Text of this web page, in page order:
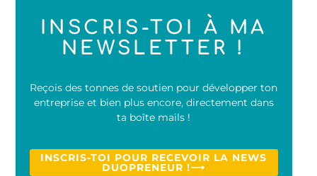
INSCRIS-TOI À MA
NEWSLETTER !
Reçois des tonnes de soutien pour développer ton
entreprise et bien plus encore, directement dans
ta boîte mails !
INSCRIS-TOI POUR RECEVOIR LA NEWS
DUOPRENEUR !⟶